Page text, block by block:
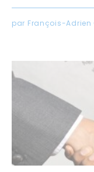
par François-Adrien